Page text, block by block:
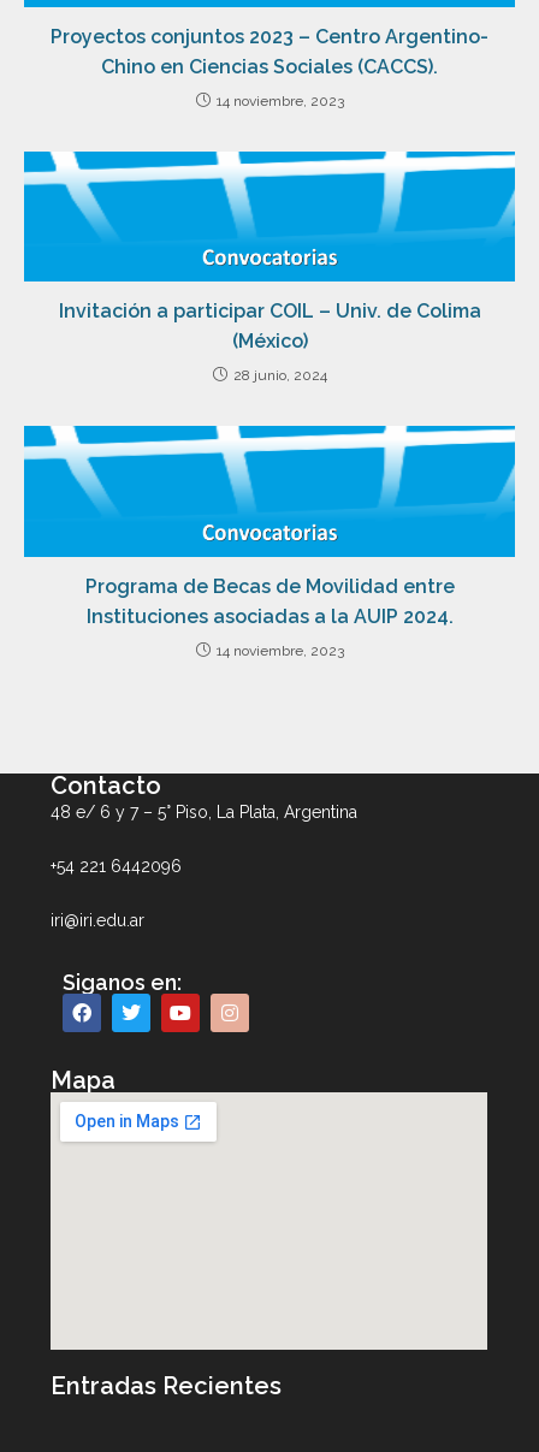
Proyectos conjuntos 2023 – Centro Argentino-
Chino en Ciencias Sociales (CACCS).
14 noviembre, 2023
Invitación a participar COIL – Univ. de Colima
(México)
28 junio, 2024
Programa de Becas de Movilidad entre
Instituciones asociadas a la AUIP 2024.
14 noviembre, 2023
Contacto
48 e/ 6 y 7 – 5° Piso, La Plata, Argentina
+54 221 6442096
iri@iri.edu.ar
Siganos en:
Mapa
Entradas Recientes